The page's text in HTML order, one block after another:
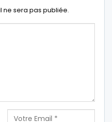
ne sera pas publiée.